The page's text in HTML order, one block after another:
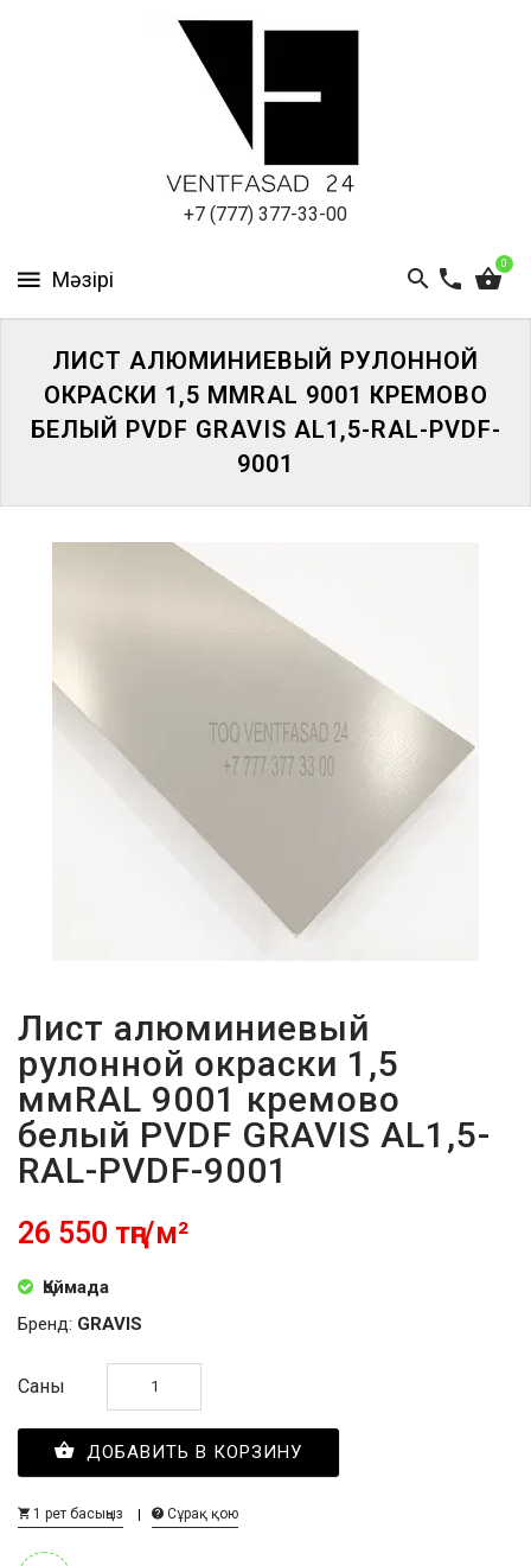
+7 (777) 377-33-00
0
ПАНЕЛИ
ЛИСТ АЛЮМИНИЕВЫЙ РУЛОННОЙ
ОКРАСКИ 1,5 ММRAL 9001 КРЕМОВО
БЕЛЫЙ PVDF GRAVIS AL1,5-RAL-PVDF-
9001
Лист алюминиевый
рулонной окраски 1,5
ммRAL 9001 кремово
белый PVDF GRAVIS AL1,5-
RAL-PVDF-9001
26 550 тңг/м²
Қоймада
Бренд: GRAVIS
Саны
ДОБАВИТЬ В КОРЗИНУ
1 рет басыңыз Сұрақ қою